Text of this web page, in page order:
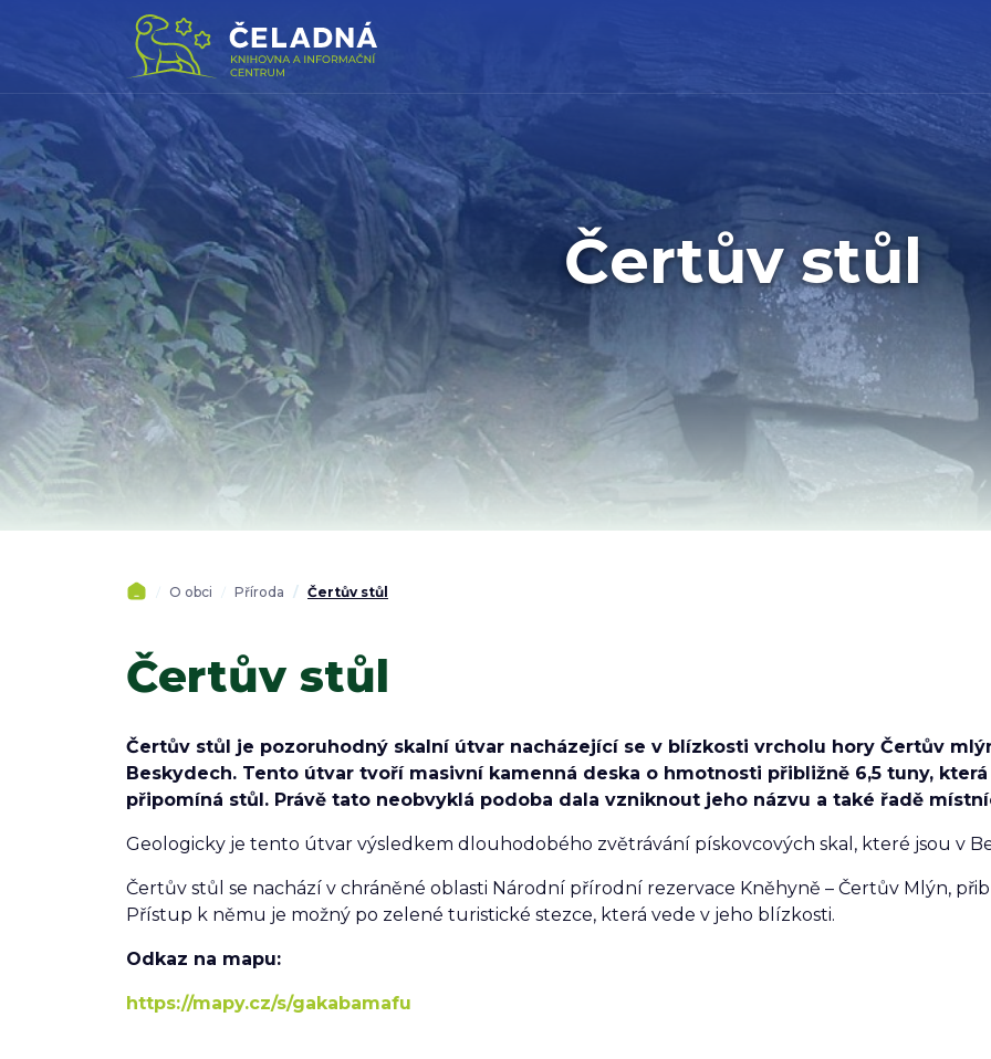
Čertův stůl
O obci Příroda Čertův stůl
Čertův stůl
Čertův stůl je pozoruhodný skalní útvar nacházející se v blízkosti vrcholu hory Čertův
Beskydech. Tento útvar tvoří masivní kamenná deska o hmotnosti přibližně 6,5 tuny,
připomíná stůl. Právě tato neobvyklá podoba dala vzniknout jeho názvu a také řadě
Geologicky je tento útvar výsledkem dlouhodobého zvětrávání pískovcových skal, které jsou v
Čertův stůl se nachází v chráněné oblasti Národní přírodní rezervace Kněhyně – Čertův Mlýn,
Přístup k němu je možný po zelené turistické stezce, která vede v jeho blízkosti.
Odkaz na mapu:
https://mapy.cz/s/gakabamafu